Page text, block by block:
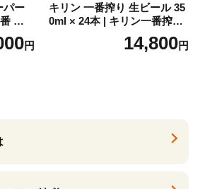
パー
ビー
コー
円
キリン 一番搾り 生ビール 35
0ml × 24本 | キリン一番搾り
キリンビール 一番搾り ビー
ル 24缶 きりんいちばんしぼ
14,800円